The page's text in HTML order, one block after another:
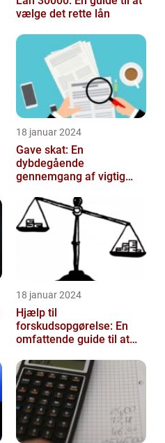
vælge det rette lån
18 januar 2024
Gave skat: En
dybdegående
gennemgang af vigtig
udvikling
18 januar 2024
Hjælp til
forskudsopgørelse: En
omfattende guide til at
skattesystemet